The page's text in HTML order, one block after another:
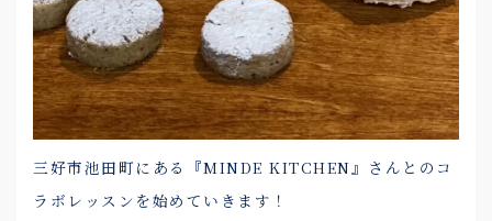
三好市池田町にある『MINDE KITCHEN』さんとのコ
ラボレッスンを始めていきます！